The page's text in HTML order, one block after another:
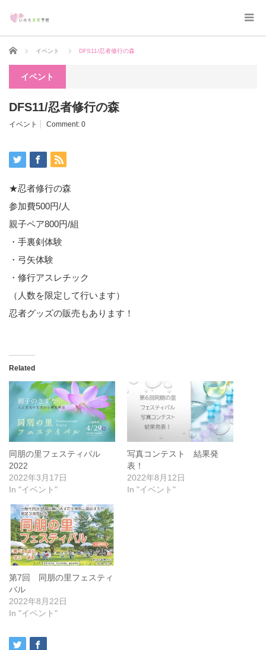
Home イベント DFS11/忍者修行の森
イベント
DFS11/忍者修行の森
イベント Comment: 0
★忍者修行の森
参加費500円/人
親子ペア800円/組
・手裏剣体験
・弓矢体験
・修行アスレチック
（人数を限定して行います）
忍者グッズの販売もあります！
Related
同朋の里フェスティバル
2022
2022年3月17日
In "イベント"
写真コンテスト 結果発
表！
2022年8月12日
In "イベント"
第7回 同朋の里フェスティ
バル
2022年8月22日
In "イベント"